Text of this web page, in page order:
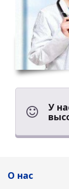
У
О нас